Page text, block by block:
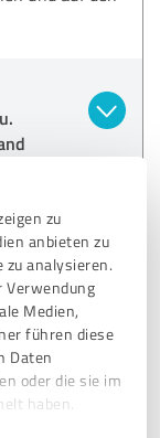
zu
anbieten zu
zu analysieren.
Verwendung
Medien,
führen diese
Daten
oder die sie im
haben.